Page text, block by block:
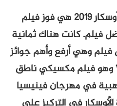
ولعل المفاجأة الأكبر في أوسكار 2019 هي فوز فيلم
فيلم. كانت هناك ثمانية
فيلم وهي أرفع وأهم جوائز
وهو فيلم مكسيكي ناطق
في مهرجان فينيسيا